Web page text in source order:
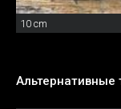
10 cm
Альтернативные